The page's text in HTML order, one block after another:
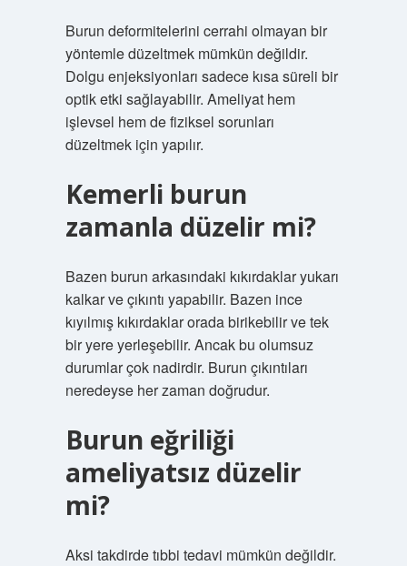
Burun deformitelerini cerrahi olmayan bir
yöntemle düzeltmek mümkün değildir.
Dolgu enjeksiyonları sadece kısa süreli bir
optik etki sağlayabilir. Ameliyat hem
işlevsel hem de fiziksel sorunları
düzeltmek için yapılır.
Kemerli burun
zamanla düzelir mi?
Bazen burun arkasındaki kıkırdaklar yukarı
kalkar ve çıkıntı yapabilir. Bazen ince
kıyılmış kıkırdaklar orada birikebilir ve tek
bir yere yerleşebilir. Ancak bu olumsuz
durumlar çok nadirdir. Burun çıkıntıları
neredeyse her zaman doğrudur.
Burun eğriliği
ameliyatsız düzelir
mi?
Aksi takdirde tıbbi tedavi mümkün değildir.